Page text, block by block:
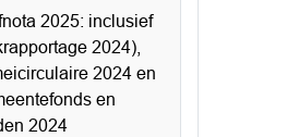
2025: inclusief
2024),
2024 en
en
2024